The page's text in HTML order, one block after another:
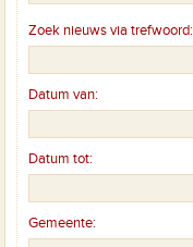
Zoek nieuws via trefwoord:
Datum van:
Datum tot:
Gemeente: